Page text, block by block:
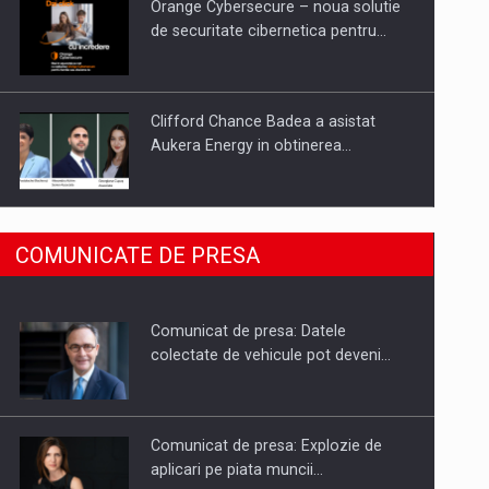
Orange Cybersecure – noua solutie
de securitate cibernetica pentru…
Clifford Chance Badea a asistat
Aukera Energy in obtinerea…
SAPTE PERSONALITATI DIN MEDIUL
DE AFACERI, ACADEMIC SI
Hard Enduro Piatra Craiului 2026,
COMUNICATE DE PRESA
Comunicat de presa: Datele
colectate de vehicule pot deveni…
Comunicat de presa: Explozie de
aplicari pe piata muncii…